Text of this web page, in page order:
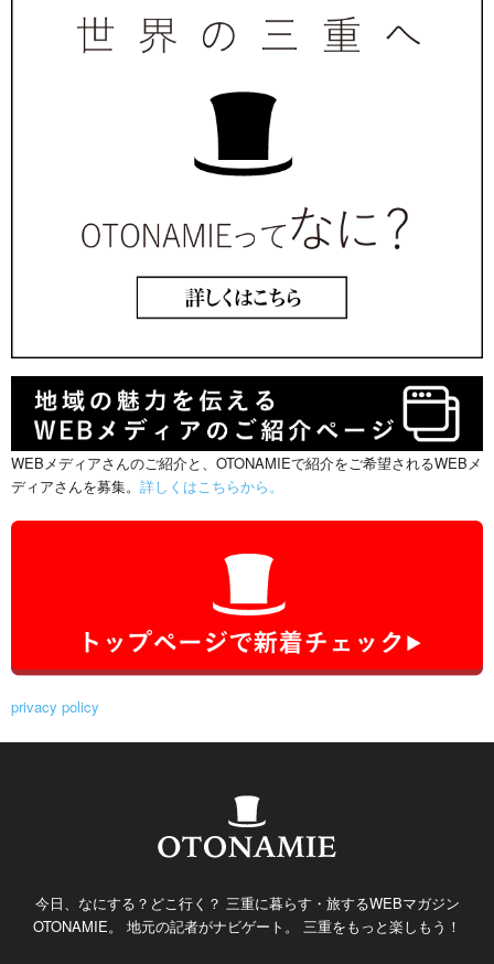
WEBメディアさんのご紹介と、OTONAMIEで紹介をご希望されるWEBメ
ディアさんを募集。 詳しくはこちらから。
privacy policy
今日、なにする？どこ行く？ 三重に暮らす・旅するWEBマガジン
OTONAMIE。 地元の記者がナビゲート。 三重をもっと楽しもう！